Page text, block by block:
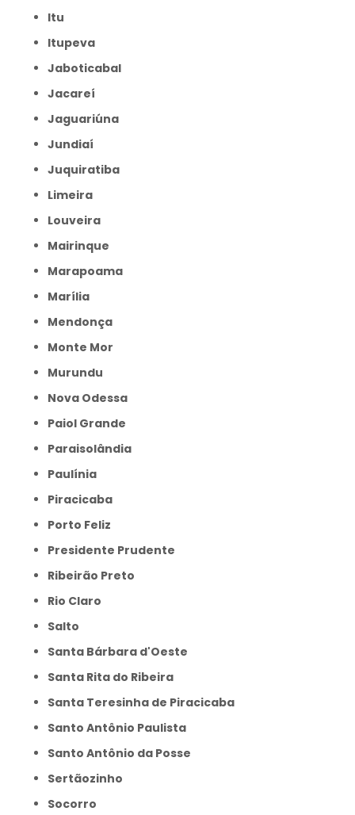
Itu
Itupeva
Jaboticabal
Jacareí
Jaguariúna
Jundiaí
Juquiratiba
Limeira
Louveira
Mairinque
Marapoama
Marília
Mendonça
Monte Mor
Murundu
Nova Odessa
Paiol Grande
Paraisolândia
Paulínia
Piracicaba
Porto Feliz
Presidente Prudente
Ribeirão Preto
Rio Claro
Salto
Santa Bárbara d'Oeste
Santa Rita do Ribeira
Santa Teresinha de Piracicaba
Santo Antônio Paulista
Santo Antônio da Posse
Sertãozinho
Socorro